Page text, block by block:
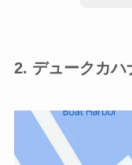
2. デュークカハ